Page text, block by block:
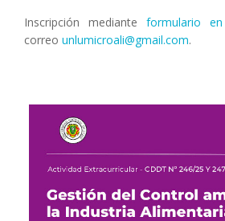
Inscripción mediante formulario
correo unlumicroali@gmail.com.